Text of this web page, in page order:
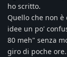
ho scritto.
Quello che non
idee un po'
80 meh" senza
giro di poche